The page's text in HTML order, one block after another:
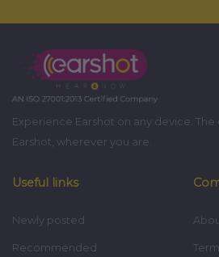
Experience Earshot on any device. The
Earshot, wherever you are.
Useful links
Newly posted
Recommended